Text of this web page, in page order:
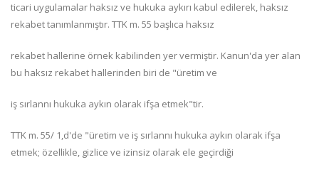
ticari uygulamalar haksız ve hukuka aykırı kabul edilerek, haksız
rekabet tanımlanmıştır. TTK m. 55 başlıca haksız
rekabet hallerine örnek kabilinden yer vermiştir. Kanun'da yer alan
bu haksız rekabet hallerinden biri de "üretim ve
iş sırlannı hukuka aykın olarak ifşa etmek"tir.
TTK m. 55/ 1,d'de "üretim ve iş sırlannı hukuka aykın olarak ifşa
etmek; özellikle, gizlice ve izinsiz olarak ele geçirdiği